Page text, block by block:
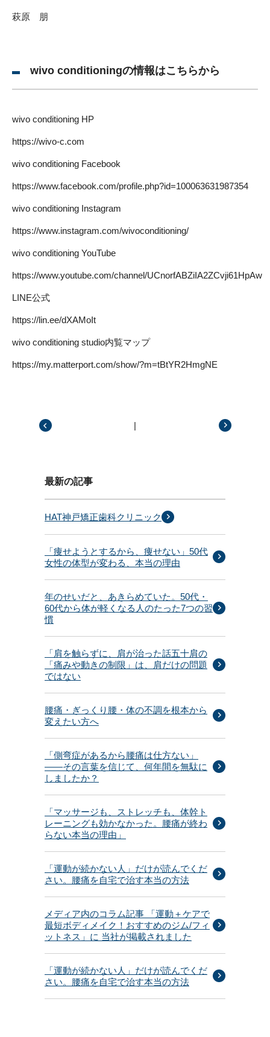
萩原 朋
wivo conditioningの情報はこちらから
wivo conditioning HP
https://wivo-c.com
wivo conditioning Facebook
https://www.facebook.com/profile.php?id=100063631987354
wivo conditioning Instagram
https://www.instagram.com/wivoconditioning/
wivo conditioning YouTube
https://www.youtube.com/channel/UCnorfABZiIA2ZCvji61HpAw
LINE公式
https://lin.ee/dXAMoIt
wivo conditioning studio内覧マップ
https://my.matterport.com/show/?m=tBtYR2HmgNE
|
最新の記事
HAT神戸矯正歯科クリニック
「痩せようとするから、痩せない」50代
女性の体型が変わる、本当の理由
年のせいだと、あきらめていた。50代・
60代から体が軽くなる人のたった7つの習
慣
「肩を触らずに、肩が治った話五十肩の
「痛みや動きの制限」は、肩だけの問題
ではない
腰痛・ぎっくり腰・体の不調を根本から
変えたい方へ
「側弯症があるから腰痛は仕方ない」
——その言葉を信じて、何年間を無駄に
しましたか？
「マッサージも、ストレッチも、体幹ト
レーニングも効かなかった。腰痛が終わ
らない本当の理由」
「運動が続かない人」だけが読んでくだ
さい。腰痛を自宅で治す本当の方法
メディア内のコラム記事 「運動＋ケアで
最短ボディメイク！おすすめのジム/フィ
ットネス」に 当社が掲載されました
「運動が続かない人」だけが読んでくだ
さい。腰痛を自宅で治す本当の方法